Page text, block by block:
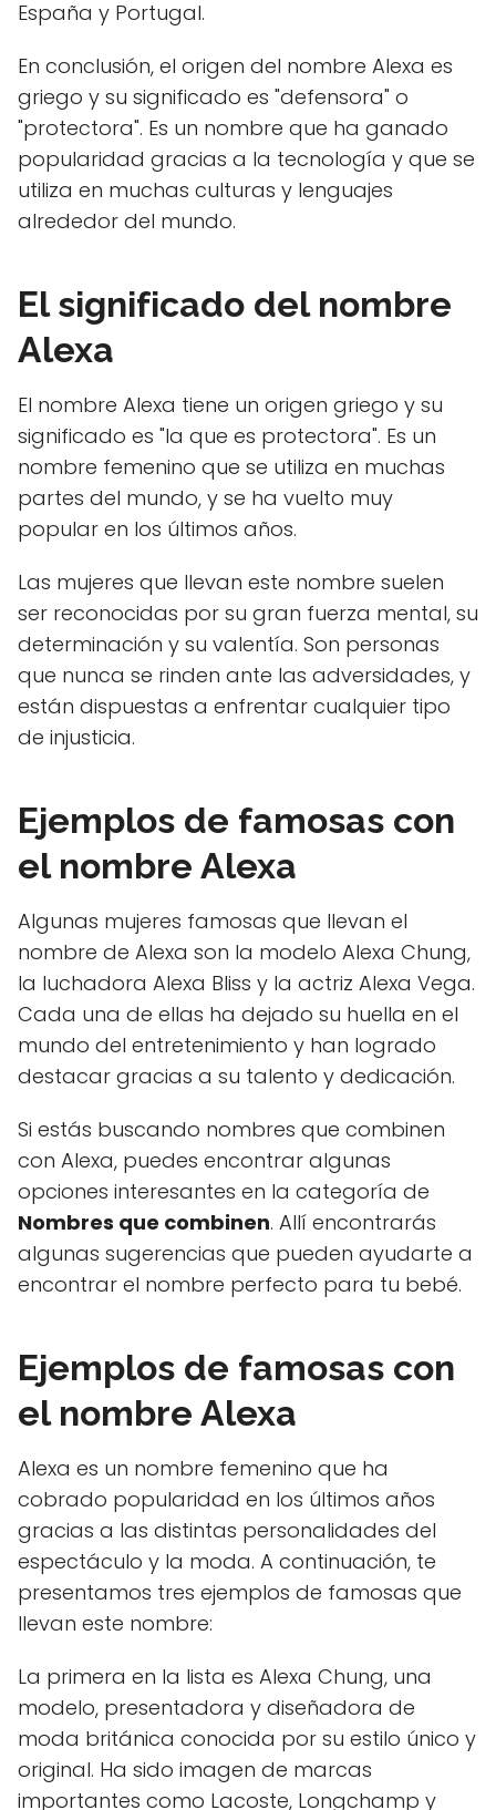
España y Portugal.
En conclusión, el origen del nombre Alexa es
griego y su significado es "defensora" o
"protectora". Es un nombre que ha ganado
popularidad gracias a la tecnología y que se
utiliza en muchas culturas y lenguajes
alrededor del mundo.
El significado del nombre
Alexa
El nombre Alexa tiene un origen griego y su
significado es "la que es protectora". Es un
nombre femenino que se utiliza en muchas
partes del mundo, y se ha vuelto muy
popular en los últimos años.
Las mujeres que llevan este nombre suelen
ser reconocidas por su gran fuerza mental, su
determinación y su valentía. Son personas
que nunca se rinden ante las adversidades, y
están dispuestas a enfrentar cualquier tipo
de injusticia.
Ejemplos de famosas con
el nombre Alexa
Algunas mujeres famosas que llevan el
nombre de Alexa son la modelo Alexa Chung,
la luchadora Alexa Bliss y la actriz Alexa Vega.
Cada una de ellas ha dejado su huella en el
mundo del entretenimiento y han logrado
destacar gracias a su talento y dedicación.
Si estás buscando nombres que combinen
con Alexa, puedes encontrar algunas
opciones interesantes en la categoría de
Nombres que combinen. Allí encontrarás
algunas sugerencias que pueden ayudarte a
encontrar el nombre perfecto para tu bebé.
Ejemplos de famosas con
el nombre Alexa
Alexa es un nombre femenino que ha
cobrado popularidad en los últimos años
gracias a las distintas personalidades del
espectáculo y la moda. A continuación, te
presentamos tres ejemplos de famosas que
llevan este nombre:
La primera en la lista es Alexa Chung, una
modelo, presentadora y diseñadora de
moda británica conocida por su estilo único y
original. Ha sido imagen de marcas
importantes como Lacoste, Longchamp y